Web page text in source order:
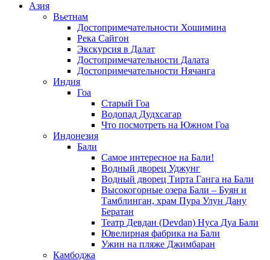
Азия
Вьетнам
Достопримечательности Хошимина
Река Сайгон
Экскурсия в Далат
Достопримечательности Далата
Достопримечательности Нячанга
Индия
Гоа
Старый Гоа
Водопад Дудхсагар
Что посмотреть на Южном Гоа
Индонезия
Бали
Самое интересное на Бали!
Водный дворец Уджунг
Водный дворец Тирта Ганга на Бали
Высокогорные озера Бали – Буян и
Тамблинган, храм Пура Улун Дану
Бератан
Театр Девдан (Devdan) Нуса Дуа Бали
Ювелирная фабрика на Бали
Ужин на пляже Джимбаран
Камбоджа